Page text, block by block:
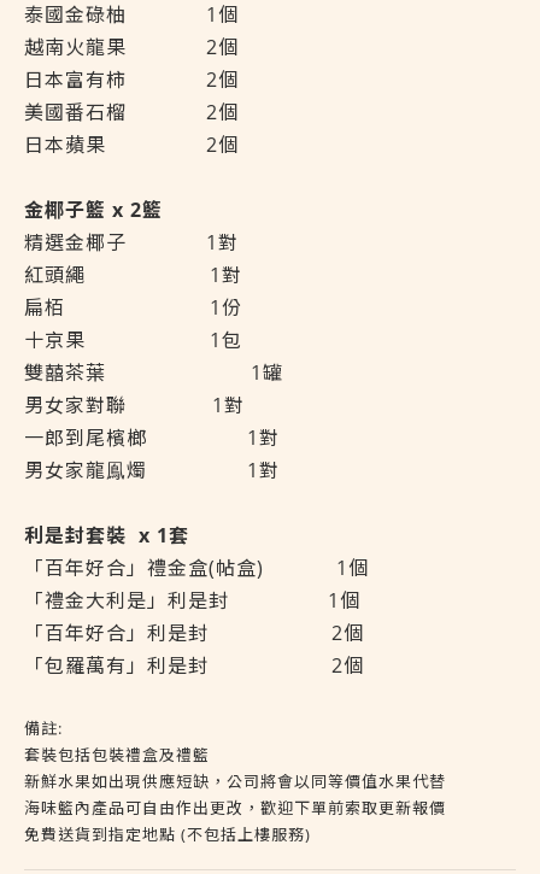
泰國金碌柚
1個
越南火龍果
2個
日本富有柿
2個
美國番石榴
2個
日本蘋果
2個
金椰子籃 x 2籃
精選金椰子
1對
紅頭繩
1對
扁栢
1份
十京果
1包
雙囍茶葉
1罐
男女家對聯
1對
一郎到尾檳榔
1對
男女家龍鳯燭
1對
利是封套裝 x 1套
「百年好合」禮金盒(帖盒) 1個
「禮金大利是」利是封
1個
「百年好合」利是封
2個
「包羅萬有」利是封
2個
備註:
套裝包括包裝禮盒及禮籃
新鮮水果如出現供應短缺，公司將會以同等價值水果代替
海味籃內產品可自由作出更改，歡迎下單前索取更新報價
免費送貨到指定地點 (不包括上樓服務)